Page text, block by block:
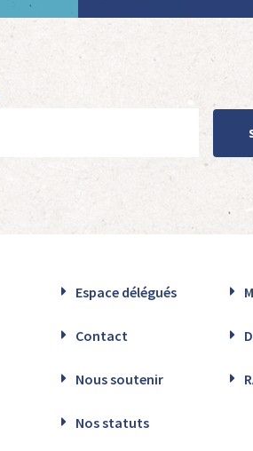
Espace délégués
Contact
Nous soutenir
Nos statuts